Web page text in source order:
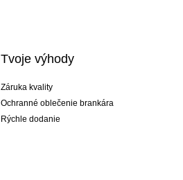
Tvoje výhody
Záruka kvality
Ochranné oblečenie brankára
Rýchle dodanie